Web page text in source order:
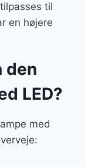
til
en højere
den
LED?
med